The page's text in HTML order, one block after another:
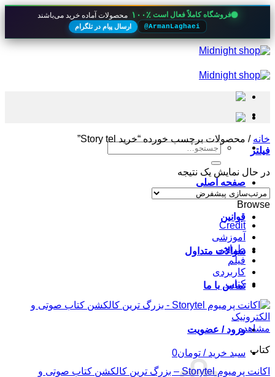
فروشگاه کاملاً فعال است ۱۰۰٪ محصولات آماده خرید می‌باشند
@ArmanLaghaei ارسال پیام در تلگرام
Skip
to
جستجو
صفحه اصلی
قوانین
سوالات متداول
تماس با ما
ورود / عضویت
سبد خرید / تومان0
خانه / محصولات برچسب خورده “خرید Story tel”
فیلتر
در حال نمایش یک نتیجه
Browse
Credit
آموزشی
طراحی
فیلم
کاربردی
کتاب
مشاهده
کتاب
اکانت پرمیوم Storytel – بزرگ ترین کالکشن کتاب صوتی و